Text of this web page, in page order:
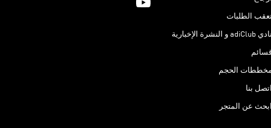
الطلبات
نادي adiClub و النشرة الإخبارية
مخططات الحجم
اتصل بنا
ابحث عن المتجر